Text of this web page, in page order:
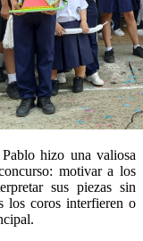
hizo una valiosa
motivar a los
sus piezas sin
los coros interfieren o